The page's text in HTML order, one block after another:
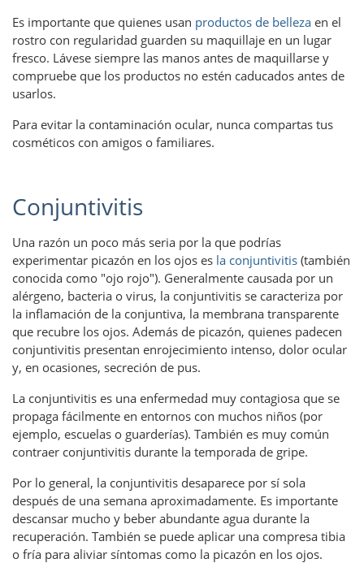
Es importante que quienes usan productos de belleza en el
rostro con regularidad guarden su maquillaje en un lugar
fresco. Lávese siempre las manos antes de maquillarse y
compruebe que los productos no estén caducados antes de
usarlos.
Para evitar la contaminación ocular, nunca compartas tus
cosméticos con amigos o familiares.
Conjuntivitis
Una razón un poco más seria por la que podrías
experimentar picazón en los ojos es la conjuntivitis (también
conocida como "ojo rojo"). Generalmente causada por un
alérgeno, bacteria o virus, la conjuntivitis se caracteriza por
la inflamación de la conjuntiva, la membrana transparente
que recubre los ojos. Además de picazón, quienes padecen
conjuntivitis presentan enrojecimiento intenso, dolor ocular
y, en ocasiones, secreción de pus.
La conjuntivitis es una enfermedad muy contagiosa que se
propaga fácilmente en entornos con muchos niños (por
ejemplo, escuelas o guarderías). También es muy común
contraer conjuntivitis durante la temporada de gripe.
Por lo general, la conjuntivitis desaparece por sí sola
después de una semana aproximadamente. Es importante
descansar mucho y beber abundante agua durante la
recuperación. También se puede aplicar una compresa tibia
o fría para aliviar síntomas como la picazón en los ojos.